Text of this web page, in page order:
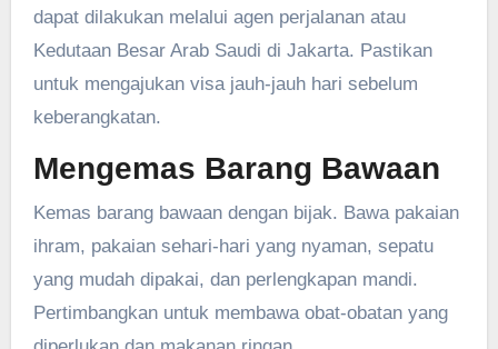
dapat dilakukan melalui agen perjalanan atau
Kedutaan Besar Arab Saudi di Jakarta. Pastikan
untuk mengajukan visa jauh-jauh hari sebelum
keberangkatan.
Mengemas Barang Bawaan
Kemas barang bawaan dengan bijak. Bawa pakaian
ihram, pakaian sehari-hari yang nyaman, sepatu
yang mudah dipakai, dan perlengkapan mandi.
Pertimbangkan untuk membawa obat-obatan yang